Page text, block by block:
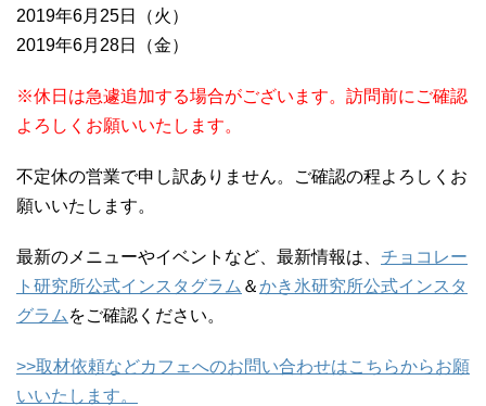
2019年6月25日（火）
2019年6月28日（金）
※休日は急遽追加する場合がございます。訪問前にご確認
よろしくお願いいたします。
不定休の営業で申し訳ありません。ご確認の程よろしくお
願いいたします。
最新のメニューやイベントなど、最新情報は、 チョコレー
ト研究所公式インスタグラム ＆かき氷研究所公式インスタ
グラム をご確認ください。
>>取材依頼などカフェへのお問い合わせはこちらからお願
いいたします。